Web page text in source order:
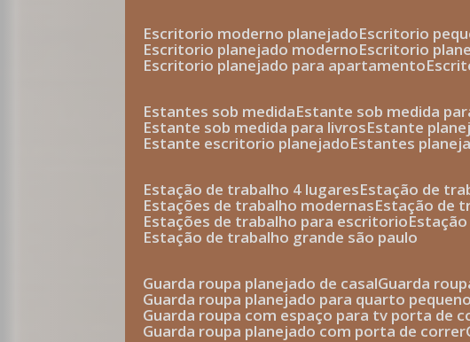
escritorio moderno planejado escritorio
escritorio planejado moderno escritorio
escritorio planejado para apartamento
estantes sob medida estante sob medida
estante sob medida para livros estante
estante escritorio planejado estantes
estação de trabalho 4 lugares estação de
estações de trabalho modernas estação de
estações de trabalho para escritorio
estação de trabalho grande são paulo
guarda roupa planejado de casal
guarda
guarda roupa planejado para quarto pequeno
guarda roupa com espaço para tv porta de
guarda roupa planejado com porta de correr